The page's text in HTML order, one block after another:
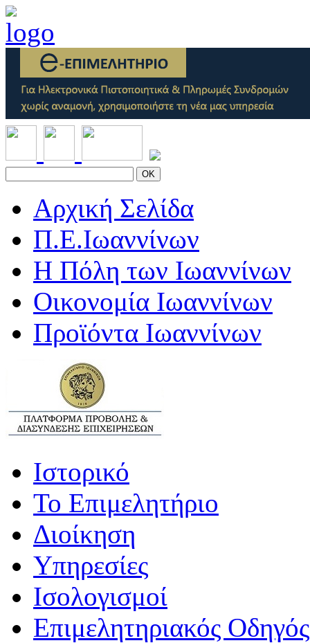
OK
Αρχική Σελίδα
Π.Ε.Ιωαννίνων
Η Πόλη των Ιωαννίνων
Οικονομία Ιωαννίνων
Προϊόντα Ιωαννίνων
Ιστορικό
Το Επιμελητήριο
Διοίκηση
Υπηρεσίες
Ισολογισμοί
Επιμελητηριακός Οδηγός